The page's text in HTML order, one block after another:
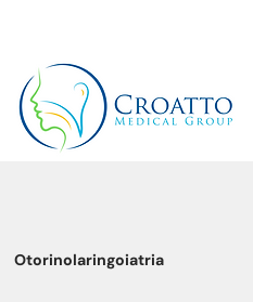
Otorinolaringoiatria